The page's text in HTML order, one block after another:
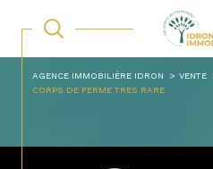
AGENCE IMMOBILIÈRE IDRON VENTE
CORPS DE FERME TRES RARE